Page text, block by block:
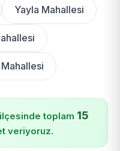
Yayla Mahallesi
toplam 15
veriyoruz.